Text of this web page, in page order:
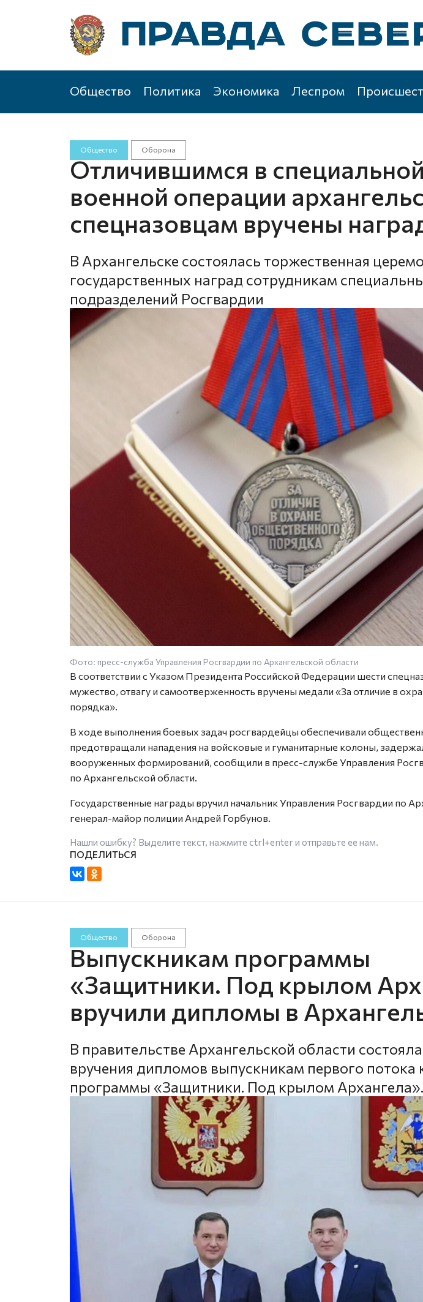
Общество Политика Экономика Леспром
Общество Оборона
Отличившимся в специальной
военной операции
спецназовцам вручены
В Архангельске состоялась торжественная
государственных наград сотрудникам
подразделений Росгвардии
Фото: пресс-служба Управления Росгвардии по Архангельской области
В соответствии с Указом Президента Российской Федерации шести
мужество, отвагу и самоотверженность вручены медали «За отличие в
порядка».
В ходе выполнения боевых задач росгвардейцы обеспечивали
предотвращали нападения на войсковые и гуманитарные колоны,
вооруженных формирований, сообщили в пресс-службе Управления
по Архангельской области.
Государственные награды вручил начальник Управления Росгвардии по
генерал-майор полиции Андрей Горбунов.
Нашли ошибку? Выделите текст, нажмите ctrl+enterи отправьте ее нам.
Общество Оборона
Выпускникам программы
«Защитники. Под крылом
вручили дипломы в
В правительстве Архангельской области
вручения дипломов выпускникам первого потока
программы «Защитники. Под крылом Архангела».